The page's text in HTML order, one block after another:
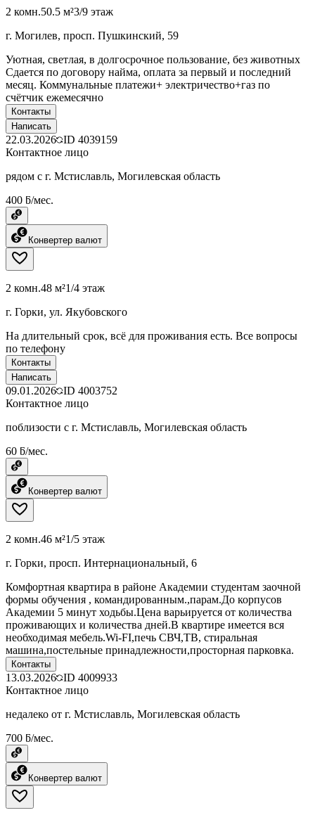
2 комн.50.5 м²3/9 этаж
г. Могилев, просп. Пушкинский, 59
Уютная, светлая, в долгосрочное пользование, без животных
Сдается по договору найма, оплата за первый и последний
месяц. Коммунальные платежи+ электричество+газ по
счётчик ежемесячно
Контакты
Написать
22.03.2026 ID 4039159
Контактное лицо
рядом с г. Мстиславль, Могилевская область
400 ƃ/мес.
Конвертер валют
2 комн.48 м²1/4 этаж
г. Горки, ул. Якубовского
На длительный срок, всё для проживания есть. Все вопросы
по телефону
Контакты
Написать
09.01.2026 ID 4003752
Контактное лицо
поблизости с г. Мстиславль, Могилевская область
60 ƃ/мес.
Конвертер валют
2 комн.46 м²1/5 этаж
г. Горки, просп. Интернациональный, 6
Комфортная квартира в районе Академии студентам заочной
формы обучения , командированным.,парам.До корпусов
Академии 5 минут ходьбы.Цена варьируется от количества
проживающих и количества дней.В квартире имеется вся
необходимая мебель.Wi-FI,печь СВЧ,ТВ, стиральная
машина,постельные принадлежности,просторная парковка.
Контакты
13.03.2026 ID 4009933
Контактное лицо
недалеко от г. Мстиславль, Могилевская область
700 ƃ/мес.
Конвертер валют